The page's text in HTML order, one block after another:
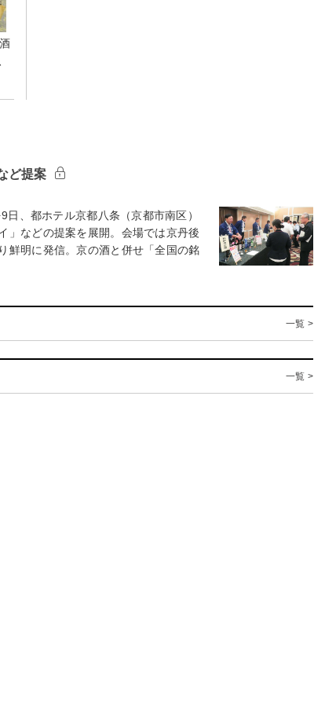
ど提案
、都ホテル京都八条（京都市南区）
」などの提案を展開。会場では京丹後
鮮明に発信。京の酒と併せ「全国の銘
一覧 >
一覧 >